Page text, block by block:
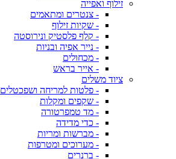
זילוף ואפייה
- צנטרים ומתאמים
- שקיות זילוף
- קלף פלסטיק ונירוסטה
- נייר אפיה ובניות
- מכחולים
- אייר בראש
ציוד משלים
- פלטות למריחה ושפכטלים
- שקפים ומקלות
- מד טמפרטורה
- כדי מדידה
- מברשות ומריות
- מערוכים ומטרפות
- ברנרים